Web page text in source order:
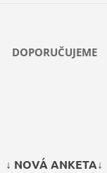
DOPORUČUJEME
↓ NOVÁ ANKETA↓